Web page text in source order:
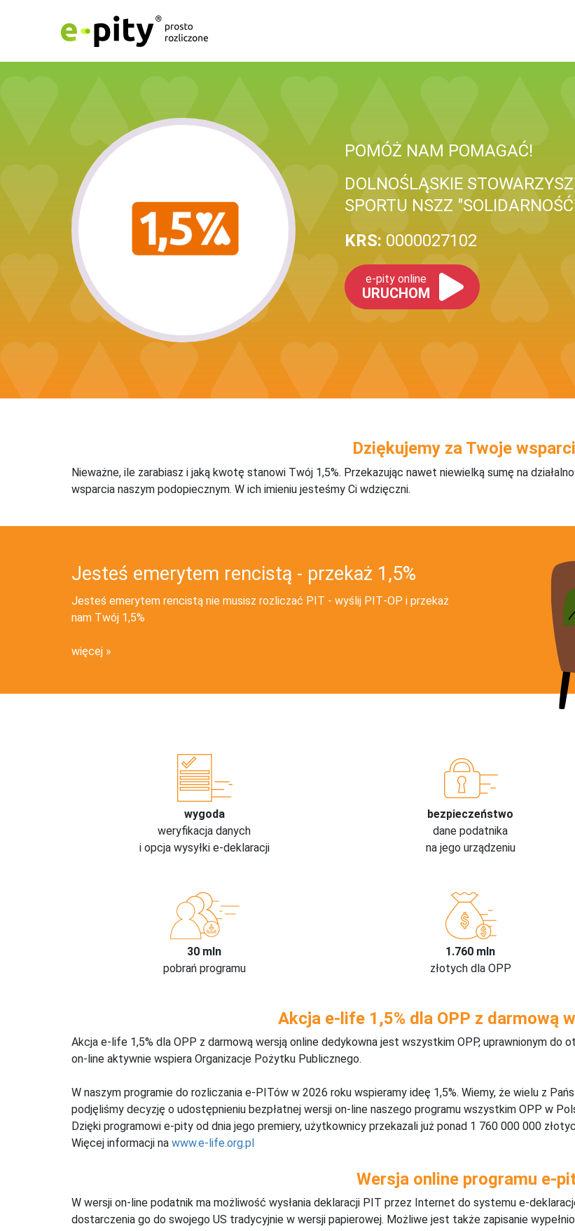
POMÓŻ NAM POMAGAĆ!
DOLNOŚLĄSKIE
SPORTU NSZZ
KRS: 0000027102
e-pity online
URUCHOM
Dziękujemy za Twoje
Nieważne, ile zarabiasz i jaką kwotę stanowi Twój 1,5%. Przekazując nawet niewielką sumę na
wsparcia naszym podopiecznym. W ich imieniu jesteśmy Ci wdzięczni.
Jesteś emerytem rencistą - przekaż 1,5%
Jesteś emerytem rencistą nie musisz rozliczać PIT - wyślij PIT‑OP i przekaż
nam Twój 1,5%
więcej
wygoda
weryfikacja danych
i opcja wysyłki e-deklaracji
bezpieczeństwo
dane podatnika
na jego urządzeniu
30 mln
pobrań programu
1.760 mln
złotych dla OPP
Akcja e-life 1,5% dla OPP z darmową
Akcja e-life 1,5% dla OPP z darmową wersją online dedykowna jest wszystkim OPP, uprawnionym do
on-line aktywnie wspiera Organizacje Pożytku Publicznego.
W naszym programie do rozliczania e-PITów w 2026 roku wspieramy ideę 1,5%. Wiemy, że wielu z
podjęliśmy decyzję o udostępnieniu bezpłatnej wersji on-line naszego programu wszystkim OPP w
Dzięki programowi e-pity od dnia jego premiery, użytkownicy przekazali już ponad 1 760 000 000
Więcej informacji na www.e-life.org.pl
Wersja online programu e-
W wersji on-line podatnik ma możliwość wysłania deklaracji PIT przez Internet do systemu e-
dostarczenia go do swojego US tradycyjnie w wersji papierowej. Możliwe jest także zapisanie